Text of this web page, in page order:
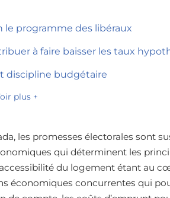
le programme des libéraux
à faire baisser les taux
discipline budgétaire
plus +
les promesses électorales sont
qui déterminent les
du logement étant au
économiques concurrentes qui